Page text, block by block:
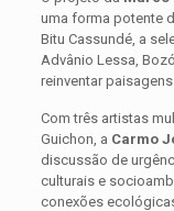
uma forma potente
Bitu Cassundé, a
Advânio Lessa,
reinventar
Com três artistas
Guichon, a Carmo
discussão de
culturais e
conexões